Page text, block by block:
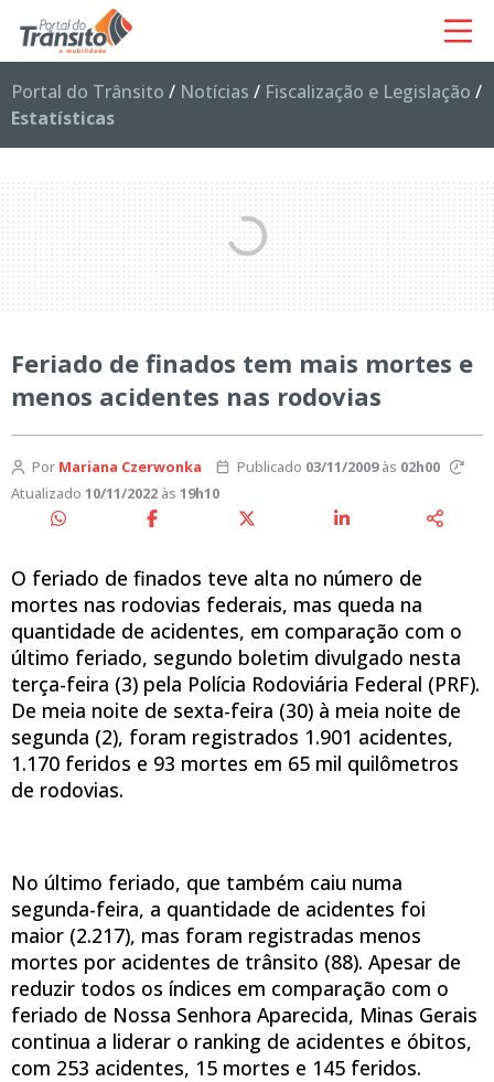
Portal do Trânsito / Notícias / Fiscalização e Legislação /
Estatísticas
Feriado de finados tem mais mortes e
menos acidentes nas rodovias
Por Mariana Czerwonka Publicado 03/11/2009às 02h00
Atualizado 10/11/2022 às 19h10
O feriado de finados teve alta no número de
mortes nas rodovias federais, mas queda na
quantidade de acidentes, em comparação com o
último feriado, segundo boletim divulgado nesta
terça-feira (3) pela Polícia Rodoviária Federal (PRF).
De meia noite de sexta-feira (30) à meia noite de
segunda (2), foram registrados 1.901 acidentes,
1.170 feridos e 93 mortes em 65 mil quilômetros
de rodovias.
No último feriado, que também caiu numa
segunda-feira, a quantidade de acidentes foi
maior (2.217), mas foram registradas menos
mortes por acidentes de trânsito (88). Apesar de
reduzir todos os índices em comparação com o
feriado de Nossa Senhora Aparecida, Minas Gerais
continua a liderar o ranking de acidentes e óbitos,
com 253 acidentes, 15 mortes e 145 feridos.